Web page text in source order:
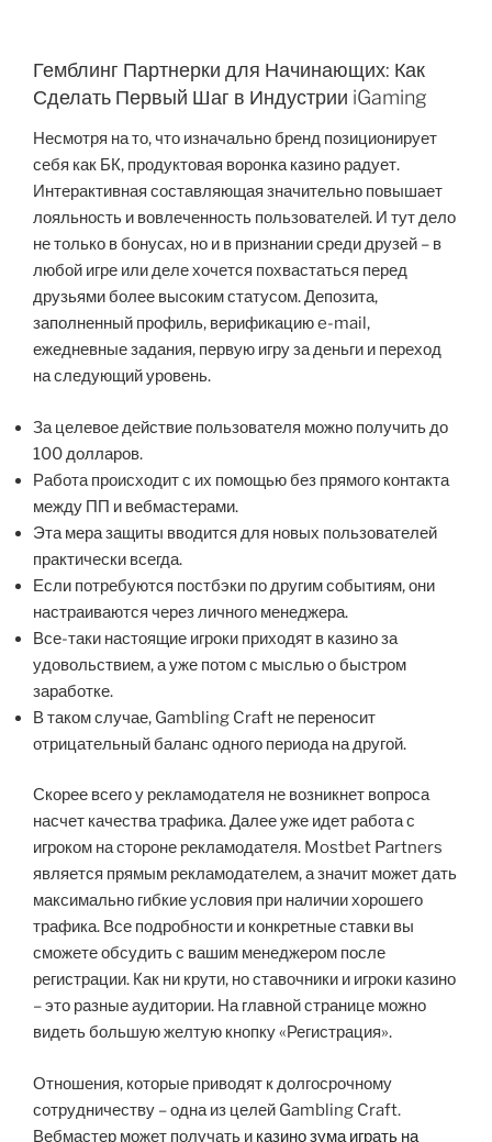
Гемблинг Партнерки для Начинающих: Как
Сделать Первый Шаг в Индустрии iGaming
Несмотря на то, что изначально бренд позиционирует
себя как БК, продуктовая воронка казино радует.
Интерактивная составляющая значительно повышает
лояльность и вовлеченность пользователей. И тут дело
не только в бонусах, но и в признании среди друзей – в
любой игре или деле хочется похвастаться перед
друзьями более высоким статусом. Депозита,
заполненный профиль, верификацию e-mail,
ежедневные задания, первую игру за деньги и переход
на следующий уровень.
За целевое действие пользователя можно получить до
100 долларов.
Работа происходит с их помощью без прямого контакта
между ПП и вебмастерами.
Эта мера защиты вводится для новых пользователей
практически всегда.
Если потребуются постбэки по другим событиям, они
настраиваются через личного менеджера.
Все-таки настоящие игроки приходят в казино за
удовольствием, а уже потом с мыслью о быстром
заработке.
В таком случае, Gambling Craft не переносит
отрицательный баланс одного периода на другой.
Скорее всего у рекламодателя не возникнет вопроса
насчет качества трафика. Далее уже идет работа с
игроком на стороне рекламодателя. Mostbet Partners
является прямым рекламодателем, а значит может дать
максимально гибкие условия при наличии хорошего
трафика. Все подробности и конкретные ставки вы
сможете обсудить с вашим менеджером после
регистрации. Как ни крути, но ставочники и игроки казино
– это разные аудитории. На главной странице можно
видеть большую желтую кнопку «Регистрация».
Отношения, которые приводят к долгосрочному
сотрудничеству – одна из целей Gambling Craft.
Вебмастер может получать и казино зума играть на